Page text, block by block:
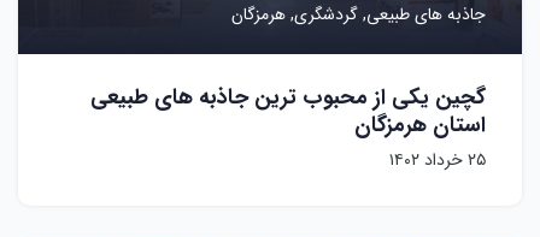
جاذبه های طبیعی,گردشگری,هرمزگان
گچین یکی از محبوب ترین جاذبه های طبیعی
استان هرمزگان
۲۵ خرداد ۱۴۰۲